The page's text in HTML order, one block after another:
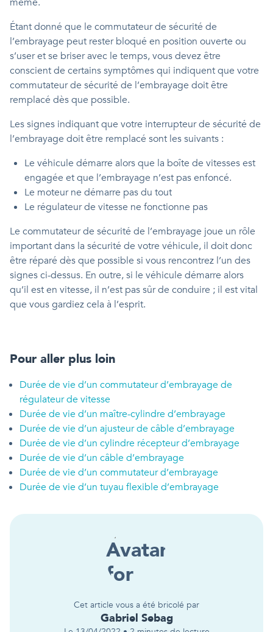
Étant donné que le commutateur de sécurité de
l’embrayage peut rester bloqué en position ouverte ou
s’user et se briser avec le temps, vous devez être
conscient de certains symptômes qui indiquent que votre
commutateur de sécurité de l’embrayage doit être
remplacé dès que possible.
Les signes indiquant que votre interrupteur de sécurité de
l’embrayage doit être remplacé sont les suivants :
Le véhicule démarre alors que la boîte de vitesses est
engagée et que l’embrayage n’est pas enfoncé.
Le moteur ne démarre pas du tout
Le régulateur de vitesse ne fonctionne pas
Le commutateur de sécurité de l’embrayage joue un rôle
important dans la sécurité de votre véhicule, il doit donc
être réparé dès que possible si vous rencontrez l’un des
signes ci-dessus. En outre, si le véhicule démarre alors
qu’il est en vitesse, il n’est pas sûr de conduire ; il est vital
que vous gardiez cela à l’esprit.
Pour aller plus loin
Durée de vie d’un commutateur d’embrayage de
régulateur de vitesse
Durée de vie d’un maître-cylindre d’embrayage
Durée de vie d’un ajusteur de câble d’embrayage
Durée de vie d’un cylindre récepteur d’embrayage
Durée de vie d’un câble d’embrayage
Durée de vie d’un commutateur d’embrayage
Durée de vie d’un tuyau flexible d’embrayage
Cet article vous a été bricolé par
Gabriel Sebag